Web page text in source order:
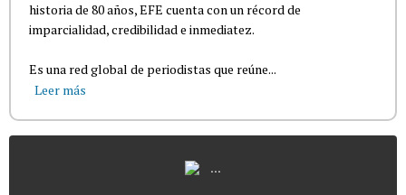
historia de 80 años, EFE cuenta con un récord de
imparcialidad, credibilidad e inmediatez.
Es una red global de periodistas que reúne...
Leer más
...